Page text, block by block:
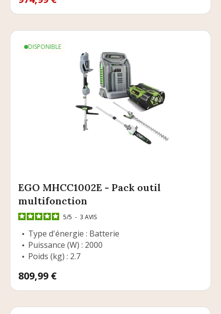
DISPONIBLE
EGO MHCC1002E - Pack outil
multifonction
5/5 - 3 AVIS
Type d'énergie : Batterie
Puissance (W) : 2000
Poids (kg) : 2.7
Prix
809,99 €